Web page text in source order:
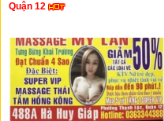
Quận 12